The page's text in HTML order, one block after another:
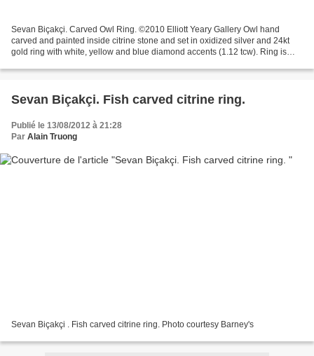
Sevan Biçakçi. Carved Owl Ring. ©2010 Elliott Yeary Gallery Owl hand
carved and painted inside citrine stone and set in oxidized silver and 24kt
gold ring with white, yellow and blue diamond accents (1.12 tcw). Ring is
Sevan Biçakçi. Fish carved citrine ring.
Publié le 13/08/2012 à 21:28
Par Alain Truong
Sevan Biçakçi . Fish carved citrine ring. Photo courtesy Barney's